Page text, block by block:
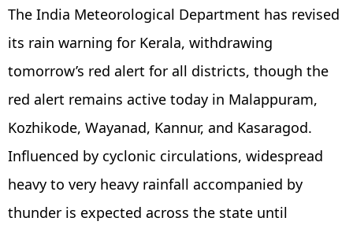
The India Meteorological Department has revised
its rain warning for Kerala, withdrawing
tomorrow’s red alert for all districts, though the
red alert remains active today in Malappuram,
Kozhikode, Wayanad, Kannur, and Kasaragod.
Influenced by cyclonic circulations, widespread
heavy to very heavy rainfall accompanied by
thunder is expected across the state until